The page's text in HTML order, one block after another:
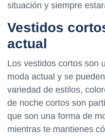
situación y siempre
Vestidos
actual
Los vestidos cortos son
moda actual y se
variedad de estilos,
de noche cortos son
que son una forma de
mientras te mantienes